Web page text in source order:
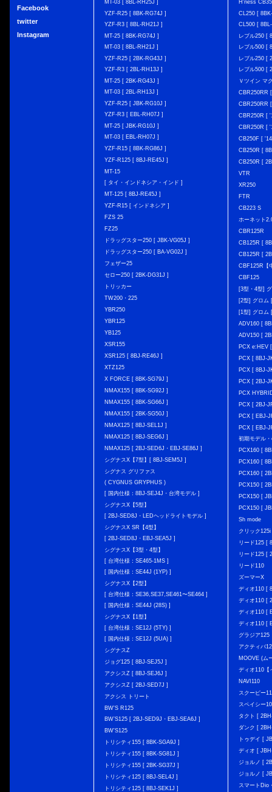
Facebook
twitter
Instagram
MT-03 [ 8BL-RH25J ]
YZF-R25 [ 8BK-RG74J ]
YZF-R3 [ 8BL-RH21J ]
MT-25 [ 8BK-RG74J ]
MT-03 [ 8BL-RH21J ]
YZF-R25 [ 2BK-RG43J ]
YZF-R3 [ 2BL-RH13J ]
MT-25 [ 2BK-RG43J ]
MT-03 [ 2BL-RH13J ]
YZF-R25 [ JBK-RG10J ]
YZF-R3 [ EBL-RH07J ]
MT-25 [ JBK-RG10J ]
MT-03 [ EBL-RH07J ]
YZF-R15 [ 8BK-RG86J ]
YZF-R125 [ 8BJ-RE45J ]
MT-15
[ タイ・インドネシア・インド ]
MT-125 [ 8BJ-RE45J ]
YZF-R15 [ インドネシア ]
FZS 25
FZ25
ドラッグスター250 [ JBK-VG05J ]
ドラッグスター250 [ BA-VG02J ]
フェザー25
セロー250 [ 2BK-DG31J ]
トリッカー
TW200・225
YBR250
YBR125
YB125
XSR155
XSR125 [ 8BJ-RE46J ]
XTZ125
X FORCE [ 8BK-SG79J ]
NMAX155 [ 8BK-SG92J ]
NMAX155 [ 8BK-SG66J ]
NMAX155 [ 2BK-SG50J ]
NMAX125 [ 8BJ-SEL1J ]
NMAX125 [ 8BJ-SEG6J ]
NMAX125 [ 2BJ-SED6J・EBJ-SE86J ]
シグナスX【7型】[ 8BJ-SEM5J ]
シグナス グリファス
( CYGNUS GRYPHUS )
[ 国内仕様：8BJ-SEJ4J・台湾モデル ]
シグナスX【5型】
[ 2BJ-SED8J・LEDヘッドライトモデル ]
シグナスX SR【4型】
[ 2BJ-SED8J・EBJ-SEA5J ]
シグナスX【3型・4型】
[ 台湾仕様：SE465-1MS ]
[ 国内仕様：SE44J (1YP) ]
シグナスX【2型】
[ 台湾仕様：SE36,SE37,SE461〜SE464 ]
[ 国内仕様：SE44J (28S) ]
シグナスX【1型】
[ 台湾仕様：SE12J (5TY) ]
[ 国内仕様：SE12J (5UA) ]
シグナスZ
ジョグ125 [ 8BJ-SEJ5J ]
アクシスZ [ 8BJ-SEJ6J ]
アクシスZ [ 2BJ-SED7J ]
アクシス トリート
BW'S R125
BW’S125 [ 2BJ-SED9J・EBJ-SEA6J ]
BW'S125
トリシティ155 [ 8BK-SGA9J ]
トリシティ155 [ 8BK-SG81J ]
トリシティ155 [ 2BK-SG37J ]
トリシティ125 [ 8BJ-SEL4J ]
トリシティ125 [ 8BJ-SEK1J ]
H'ness
CL250 [
CL500 [
レブル250 [
レブル500 [
レブル250 [
レブル500 [
Ｖツイン マ
CBR250RR
CBR250RR
CBR250R [
CBR250R [
CB250F [
CB250R [
CB250R [
VTR
XR250
FTR
CB223 S
ホーネット
CBR125R
CB125R [
CB125R [
CBF125R【
CBF125
[3型・4型]
[2型] グロム
[1型] グロム
ADV160 [
ADV150 [
PCX e:HEV
PCX [ 8BJ-
PCX [ 8BJ-
PCX [ 2BJ-
PCX
PCX [ 2BJ-
PCX [ EBJ-
PCX [ EBJ-
初期モデル
PCX160 [
PCX160 [
PCX160 [
PCX150 [
PCX150 [
PCX150 [
Sh mode
クリック
リード125 [
リード125 [
リード110
ズーマーX
ディオ110 [
ディオ110 [
ディオ110 [
ディオ110 [
グラジア125
アクティバ
MOOVE (ム
ディオ110【
NAVI110
スクーピー
スペイシー
タクト [
ダンク [
トゥデイ [
ディオ [
ジョルノ [
ジョルノ [
スマートDio